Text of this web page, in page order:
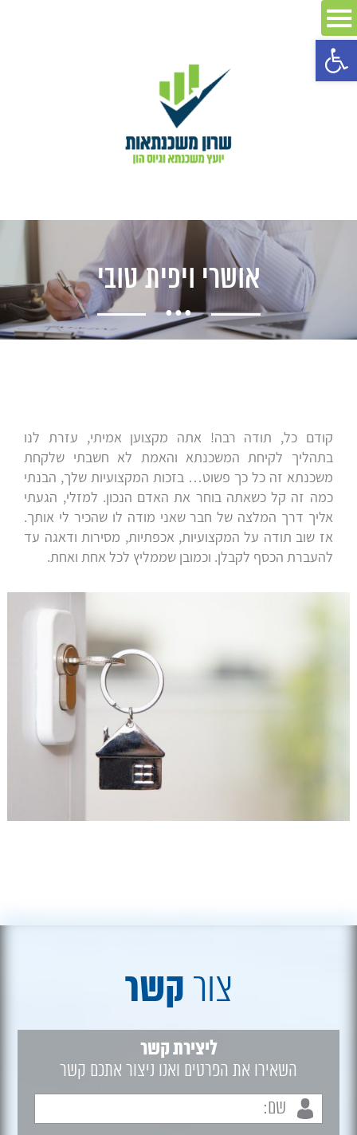
פתח סרגל נגישות
אושרי ויפית טובי
...
קודם כל, תודה רבה! אתה מקצוען אמיתי, עזרת לנו
בתהליך לקיחת המשכנתא והאמת לא חשבתי שלקחת
משכנתא זה כל כך פשוט… בזכות המקצועיות שלך, הבנתי
כמה זה קל כשאתה בוחר את האדם הנכון. למזלי, הגעתי
אליך דרך המלצה של חבר שאני מודה לו שהכיר לי אותך.
אז שוב תודה על המקצועיות, אכפתיות, מסירות ודאגה עד
להעברת הכסף לקבלן. וכמובן שממליץ לכל אחת ואחת.
צור קשר
ליצירת קשר
השאירו את הפרטים ואנו ניצור אתכם קשר